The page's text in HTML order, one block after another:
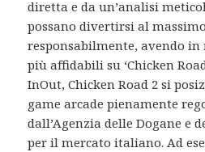
diretta e da un’analisi
possano divertirsi al
responsabilmente, avendo
più affidabili su ‘Chicken
InOut, Chicken Road 2 si
game arcade pienamente
dall’Agenzia delle Dogane e
per il mercato italiano. Ad